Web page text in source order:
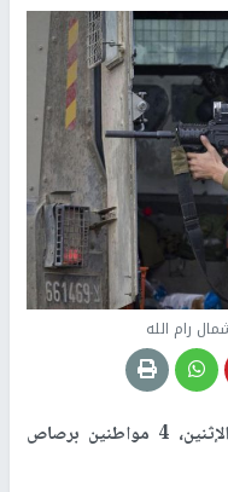
أصيب صباح اليوم الإثنين، 4 مواطنين برصاص